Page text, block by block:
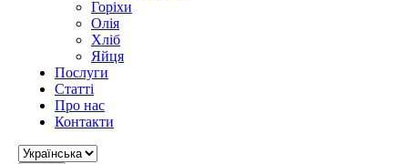
Горіхи
Олія
Хліб
Яйця
Послуги
Статті
Про нас
Контакти